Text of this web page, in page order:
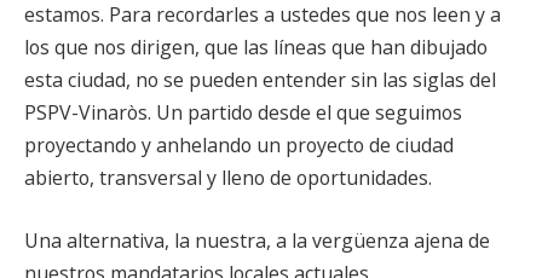
estamos. Para recordarles a ustedes que nos leen y a
los que nos dirigen, que las líneas que han dibujado
esta ciudad, no se pueden entender sin las siglas del
PSPV-Vinaròs. Un partido desde el que seguimos
proyectando y anhelando un proyecto de ciudad
abierto, transversal y lleno de oportunidades.
Una alternativa, la nuestra, a la vergüenza ajena de